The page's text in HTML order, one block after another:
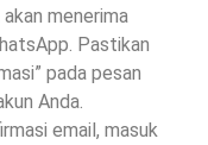
menerima
Pastikan
pada pesan
Anda.
email, masuk